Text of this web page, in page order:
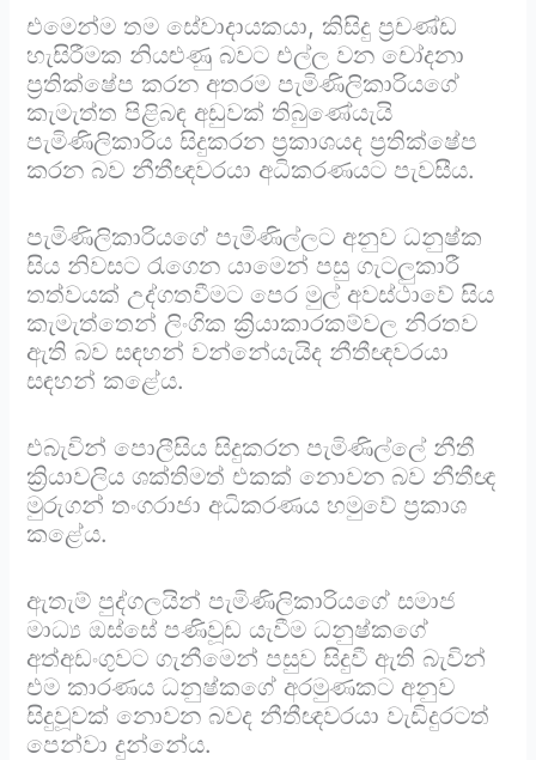
එමෙන්ම තම සේවාදායකයා, කිසිදු ප්‍රචණ්ඩ
හැසිරීමක නියළුණු බවට එල්ල වන චෝදනා
ප්‍රතික්ෂේප කරන අතරම පැමිණිලිකාරියගේ
කැමැත්ත පිළිබඳ අඩුවක් තිබුණේයැයි
පැමිණිලිකාරිය සිදුකරන ප්‍රකාශයද ප්‍රතික්ෂේප
කරන බව නීතීඥවරයා අධිකරණයට පැවසීය.
පැමිණිලිකාරියගේ පැමිණිල්ලට අනුව ධනුෂ්ක
සිය නිවසට රැගෙන යාමෙන් පසු ගැටලුකාරී
තත්වයක් උද්ගතවීමට පෙර මුල් අවස්ථාවේ සිය
කැමැත්තෙන් ලිංගික ක්‍රියාකාරකම්වල නිරතව
ඇති බව සඳහන් වන්නේයැයිද නීතීඥවරයා
සඳහන් කළේය.
එබැවින් පොලීසිය සිදුකරන පැමිණිල්ලේ නීතී
ක්‍රියාවලිය ශක්තිමත් එකක් නොවන බව නීතීඥ
මුරුගන් තංගරාජා අධිකරණය හමුවේ ප්‍රකාශ
කළේය.
ඇතැම් පුද්ගලයින් පැමිණිලිකාරියගේ සමාජ
මාධ්‍ය ඔස්සේ පණිවූඩ යැවීම ධනුෂ්කගේ
අත්අඩංගුවට ගැනීමෙන් පසුව සිදුවී ඇති බැවින්
එම කාරණය ධනුෂ්කගේ අරමුණකට අනුව
සිදුවූවක් නොවන බවද නීතීඥවරයා වැඩිදුරටත්
පෙන්වා දුන්නේය.